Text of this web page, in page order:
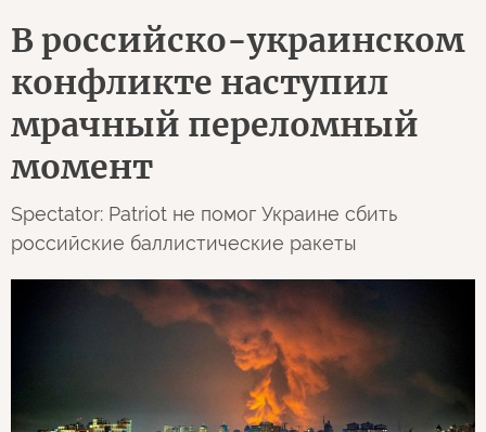
В российско-украинском
конфликте наступил
мрачный переломный
момент
Spectator: Patriot не помог Украине сбить
российские баллистические ракеты